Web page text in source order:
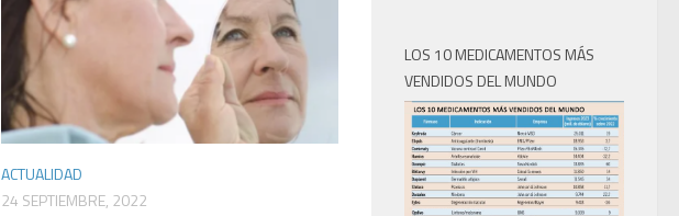
ACTUALIDAD
24 SEPTIEMBRE, 2022
LOS 10 MEDICAMENTOS MÁS
VENDIDOS DEL MUNDO